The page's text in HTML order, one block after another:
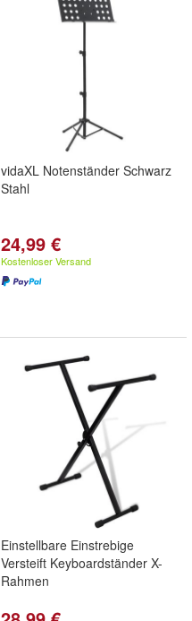
vidaXL Notenständer Schwarz
Stahl
24,99 €
Kostenloser Versand
Einstellbare Einstrebige
Versteift Keyboardständer X-
Rahmen